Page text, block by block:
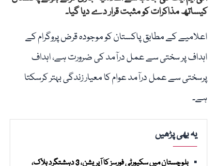
کیساتھ مذاکرات کو مثبت قرار دے دیا گیا۔
اعلامیے کے مطابق پاکستان کو موجودہ قرض پروگرام کے
اہداف پر سختی سے عمل درآمد کی ضرورت ہے، اہداف
پرسختی سے عمل درآمد عوام کا معیار زندگی بہتر کرسکتا
ہے۔
یہ بھی پڑھیں
بلوچستان میں سکیورٹی فورسز کا آپریشن، 3 دہشتگرد ہلاک،